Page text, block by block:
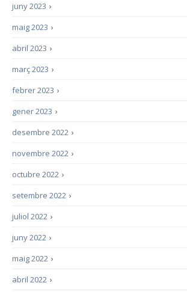
›
juny 2023
›
maig 2023
›
abril 2023
›
març 2023
›
febrer 2023
›
gener 2023
›
desembre 2022
›
novembre 2022
›
octubre 2022
›
setembre 2022
›
juliol 2022
›
juny 2022
›
maig 2022
›
abril 2022